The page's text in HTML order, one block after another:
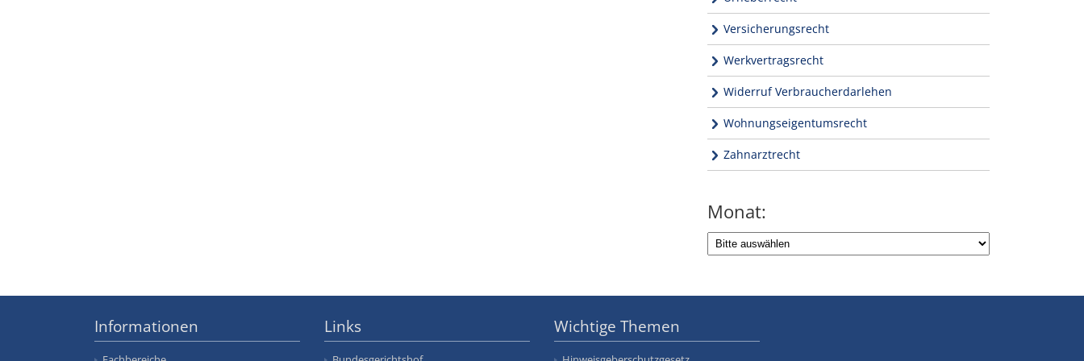
Versicherungsrecht
Werkvertragsrecht
Widerruf Verbraucherdarlehen
Wohnungseigentumsrecht
Zahnarztrecht
Monat:
Informationen Links Wichtige Themen